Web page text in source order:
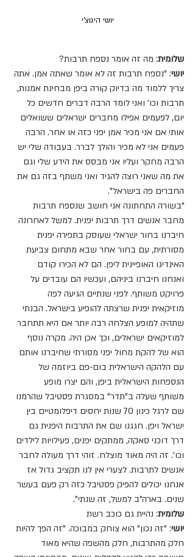
יושי היגוצ'י
שלומית: מה זה אומר נספח תרבות?
יושי: "נספח תרבות זה לא אומר שאתה אמן. אתה
צריך ללמוד מה בדיוק קורה ביפן מבחינת אמנות,
תרבות וכו' ואני לומד הרבה דברים חדשים כל
יום, לפעמים אפילו מחברים ישראלים ששואלים
אותי אם אני מכיר אמן יפני כזה או אחר. הרבה
פעמים אני לא מכיר והולך לברר. בעבודה שלי יש
הרבה מחקר ועליו אני מבסס את הידע שלי וגם
את מה שאני רוצה להגיד ואני משתף בזה גם את
החברים פה בישראל".
"בשורה התחתונה אני חושב שנספח תרבות
מחבר אנשים דרך תרבות יפנית. למשל לאחרונה
חיברנו בחור ישראלי שעוסק בתפירה יפנית
מסורתית, עם בחור אחר שבא מתחום צביעת
האינדיגו האופיינית ליפן. הם לא הכירו קודם
ואנחנו חיברנו ביניהם, ועכשיו הם עובדים על
פרויקט משותף. לפני שנתיים הגיעה לפה
מוזיקאית יפנית שרצתה להופיע בישראל. הבנתי
שתהיה למופע הצלחה רבה יותר אם היא תתחבר
למוזיקאים ישראלים, וכך אכן היה. מקרה נוסף
הוא של להקת מחול יפני מסורתי שחיברנו אותם
עם הלהקה הישראלית בום-פם ביוזמה של
הנספחות הישראלית ביפן, והם יצרו מופע
משותף שעלה ב"תדר" במסגרת פסטיבל שהרמנו
שם לרגל כינון 70 שנות יחסים דיפלומטיים בין
ישראל ויפן. חגגנו שם את התרבות היפנית גם
דרך דוכני סאקה, ממתקים יפנים, פעילויות לילדים
וכו'. זה היה מאוד מוצלח. זוהי דרך מעולה לחבר
אנשים לתרבות. לצערי אין לנו תקציב גדול אז
אנחנו יכולים להפיק פסטיבל כזה רק פעם בעשר
שנים. בארה"ב למשל, זה שנתי".
שלומית: נהיית גם כוכב רשת
יושי: "זה נכון" הוא צוחק במבוכה. "זה הפך להיות
חלק מהתרבות, חלק מהשפה שהיא מאוד